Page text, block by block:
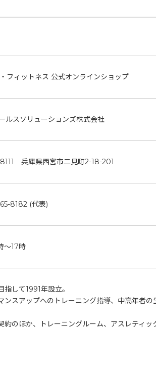
フィットネス 公式オンラインショップ
ルスソリューションズ株式会社
兵庫県西宮市二見町2-18-201
8182 (代表)
～17時
して1991年設立。
スアップへのトレーニング指導、中高年者
のほか、トレーニングルーム、アスレティ